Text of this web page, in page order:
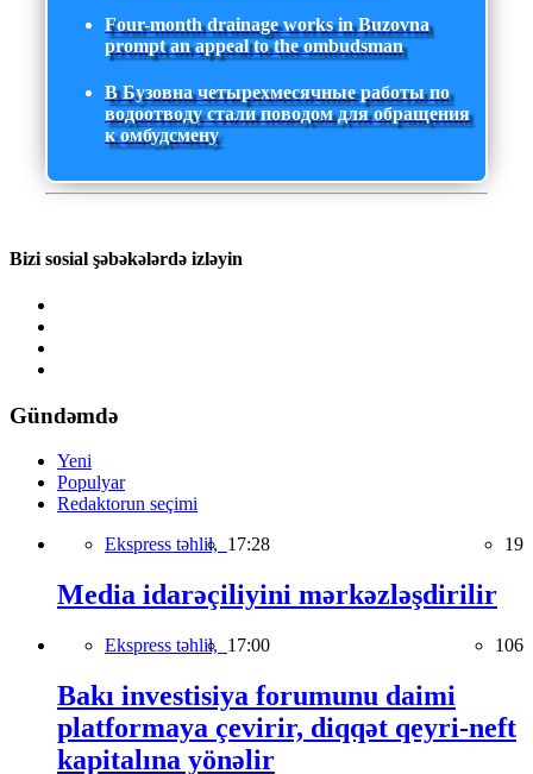
Four-month drainage works in Buzovna
prompt an appeal to the ombudsman
В Бузовна четырехмесячные работы по
водоотводу стали поводом для обращения
к омбудсмену
Bizi sosial şəbəkələrdə izləyin
Gündəmdə
Yeni
Populyar
Redaktorun seçimi
Ekspress təhlil, 17:28 19
Media idarəçiliyini mərkəzləşdirilir
Ekspress təhlil, 17:00 106
Bakı investisiya forumunu daimi
platformaya çevirir, diqqət qeyri-neft
kapitalına yönəlir